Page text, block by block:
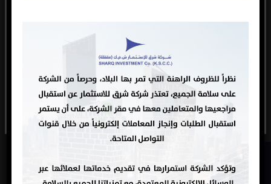
the website, The breach of these conditions is a violation of
Copyrights and intellectual property. Sharq Investment
Company may take whatever legal action to protect these rights
ACCEPT
خريطة الموقع